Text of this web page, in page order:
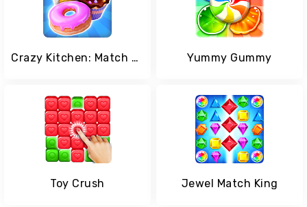
Crazy Kitchen: Match 3 Puzzles Yummy Gummy
Toy Crush Jewel Match King